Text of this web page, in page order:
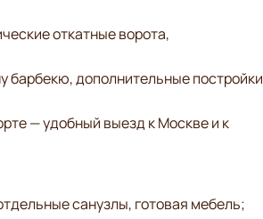
откатные ворота,
барбекю, дополнительные постройки
— удобный выезд к Москве и к
санузлы, готовая мебель;